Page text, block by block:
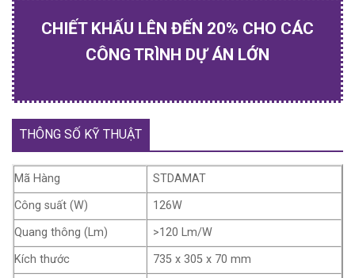
CHIẾT KHẤU LÊN ĐẾN 20% CHO CÁC
CÔNG TRÌNH DỰ ÁN LỚN
THÔNG SỐ KỸ THUẬT
Mã Hàng
STDAMAT
Công suất (W)
126W
Quang thông (Lm)
>120 Lm/W
Kích thước
735 x 305 x 70 mm